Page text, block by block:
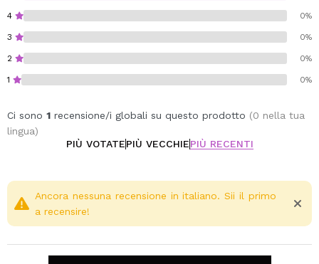
4 0%
3 0%
2 0%
1 0%
Ci sono 1 recensione/i globali su questo prodotto (0 nella tua
lingua)
PIÙ VOTATEPIÙ VECCHIEPIÙ RECENTI
Ancora nessuna recensione in italiano. Sii il primo
a recensire!